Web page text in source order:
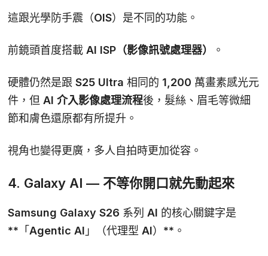
這跟光學防手震（OIS）是不同的功能。
前鏡頭首度搭載 AI ISP（影像訊號處理器） 。
硬體仍然是跟 S25 Ultra 相同的 1,200 萬畫素感光元
件，但 AI 介入影像處理流程後，髮絲、眉毛等微細
節和膚色還原都有所提升。
視角也變得更廣，多人自拍時更加從容。
4. Galaxy AI — 不等你開口就先動起來
Samsung Galaxy S26 系列 AI 的核心關鍵字是
**「Agentic AI」（代理型 AI）**。